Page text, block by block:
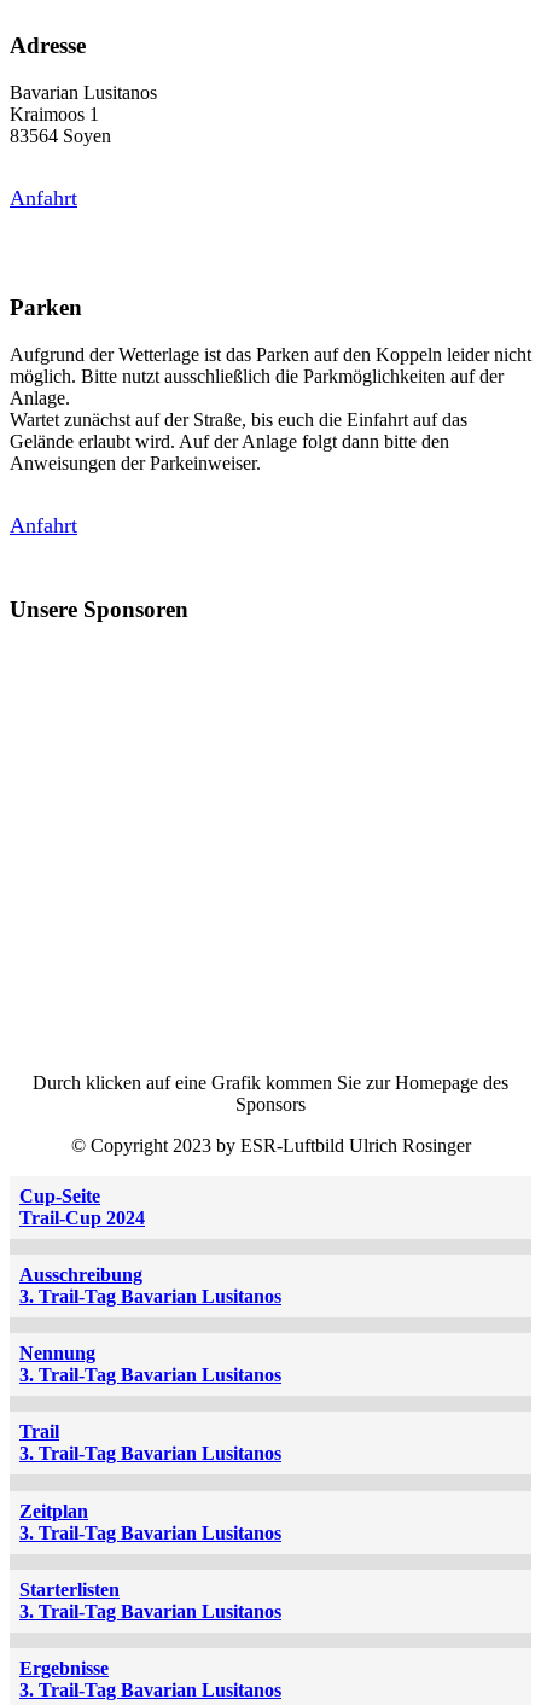
Adresse
Bavarian Lusitanos
Kraimoos 1
83564 Soyen
Anfahrt
Parken
Aufgrund der Wetterlage ist das Parken auf den Koppeln leider nicht
möglich. Bitte nutzt ausschließlich die Parkmöglichkeiten auf der
Anlage.
Wartet zunächst auf der Straße, bis euch die Einfahrt auf das
Gelände erlaubt wird. Auf der Anlage folgt dann bitte den
Anweisungen der Parkeinweiser.
Anfahrt
Unsere Sponsoren
Durch klicken auf eine Grafik kommen Sie zur Homepage des
Sponsors
© Copyright 2023 by ESR-Luftbild Ulrich Rosinger
Cup-Seite
Trail-Cup 2024
Ausschreibung
3. Trail-Tag Bavarian Lusitanos
Nennung
3. Trail-Tag Bavarian Lusitanos
Trail
3. Trail-Tag Bavarian Lusitanos
Zeitplan
3. Trail-Tag Bavarian Lusitanos
Starterlisten
3. Trail-Tag Bavarian Lusitanos
Ergebnisse
3. Trail-Tag Bavarian Lusitanos